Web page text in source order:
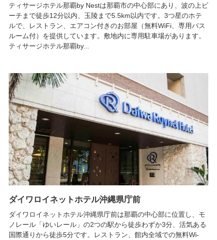
ティサージホテル那覇by Nestは那覇市の中心部にあり、波の上ビ
ーチまで徒歩12分以内、玉陵まで5.5km以内です。3つ星のホテ
ルで、レストラン、エアコン付きのお部屋（無料WiFi、専用バス
ルーム付）を提供しています。敷地内に専用駐車場があります。
ティサージホテル那覇by...
ダイワロイネットホテル沖縄県庁前
ダイワロイネットホテル沖縄県庁前は那覇の中心部に位置し、モ
ノレール「ゆいレール」の2つの駅から徒歩わずか3分、活気ある
国際通りから徒歩5分です。レストラン、館内全域での無料Wi-